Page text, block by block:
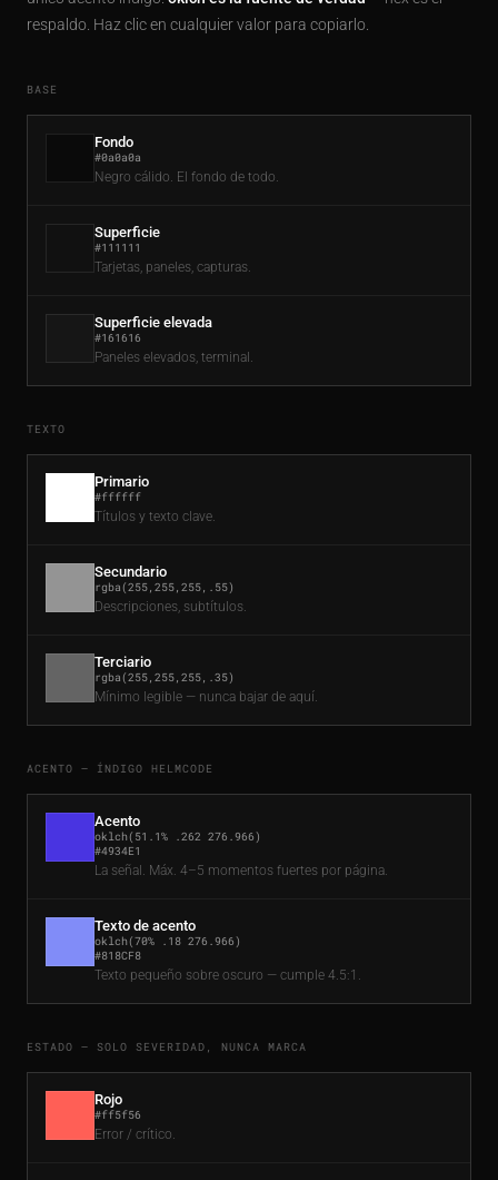
respaldo. Haz clic en cualquier valor para copiarlo.
BASE
Fondo
#0a0a0a
Negro cálido. El fondo de todo.
Superficie
#111111
Tarjetas, paneles, capturas.
Superficie elevada
#161616
Paneles elevados, terminal.
TEXTO
Primario
#ffffff
Títulos y texto clave.
Secundario
rgba(255,255,255,.55)
Descripciones, subtítulos.
Terciario
rgba(255,255,255,.35)
Mínimo legible — nunca bajar de aquí.
ACENTO — ÍNDIGO HELMCODE
Acento
oklch(51.1% .262 276.966)
#4934E1
La señal. Máx. 4–5 momentos fuertes por página.
Texto de acento
oklch(70% .18 276.966)
#818CF8
Texto pequeño sobre oscuro — cumple 4.5:1.
ESTADO — SOLO SEVERIDAD, NUNCA MARCA
Rojo
#ff5f56
Error / crítico.